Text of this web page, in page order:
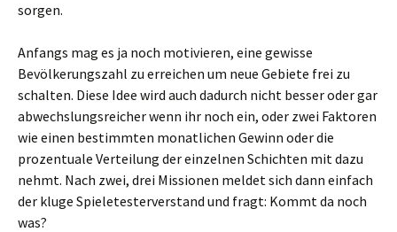
sorgen.
Anfangs mag es ja noch motivieren, eine gewisse
Bevölkerungszahl zu erreichen um neue Gebiete frei zu
schalten. Diese Idee wird auch dadurch nicht besser oder gar
abwechslungsreicher wenn ihr noch ein, oder zwei Faktoren
wie einen bestimmten monatlichen Gewinn oder die
prozentuale Verteilung der einzelnen Schichten mit dazu
nehmt. Nach zwei, drei Missionen meldet sich dann einfach
der kluge Spieletesterverstand und fragt: Kommt da noch
was?